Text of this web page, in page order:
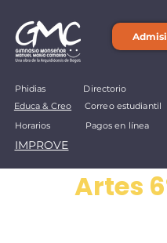
Phidias
Educa & Creo
Horarios
Directorio
Correo estudiantil
Pagos en línea
IMPROVE
Artes